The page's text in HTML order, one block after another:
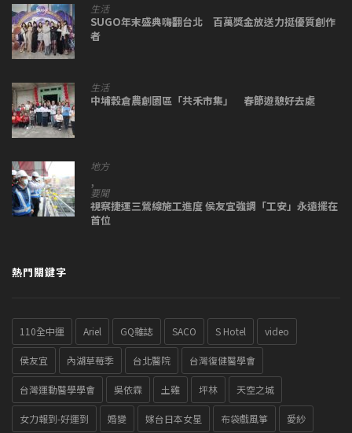
生活
SUGO年末盛典嗨翻台北 百萬獎金放送力挺優質創作
者
生活
中埔穀倉農創園區「共禾市集」 春節遊憩好去處
地方
,
要聞
視察捷運三鶯線施工進度 侯友宜強調「工安」永遠擺在
首位
熱門關鍵字
110全中運 Ariel GQ雜誌 SACO S Hotel video
侯友宜 內湖草莓季 台北醫院 台灣復健醫學會
台灣運動醫學學會 吳依霖 土雞 坪林 天空之城
女力報到-好運到 婚變 嫁台日本女星 布袋戲風箏 愛紗